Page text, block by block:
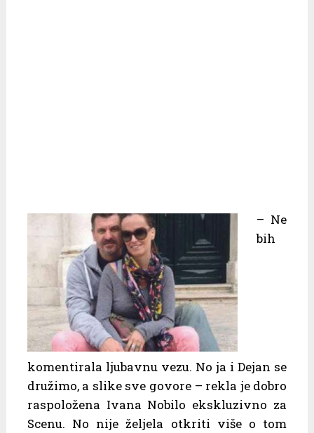
– Ne
bih
komentirala ljubavnu vezu. No ja i Dejan se
družimo, a slike sve govore – rekla je dobro
raspoložena Ivana Nobilo ekskluzivno za
Scenu. No nije željela otkriti više o tom